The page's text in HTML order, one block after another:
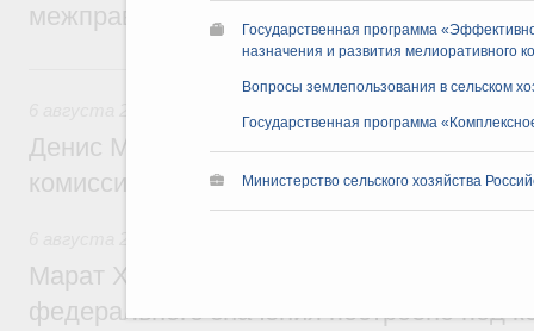
Государственная программа
назначения и развития мелиоративного
Вопросы землепользования в сельском
Государственная программа
Министерство сельского хозяйства
межправительственного совета
Денис Мантуров провёл заседание
комиссии по промышленности
Марат Хуснуллин: Более 130
федерального значения построено под